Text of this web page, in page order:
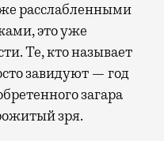
расслабленными
это уже
Те, кто называет
завидуют — год
загара
зря.